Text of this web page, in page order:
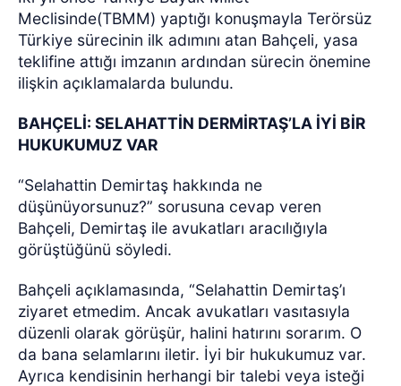
Meclisinde(TBMM) yaptığı konuşmayla Terörsüz
Türkiye sürecinin ilk adımını atan Bahçeli, yasa
teklifine attığı imzanın ardından sürecin önemine
ilişkin açıklamalarda bulundu.
BAHÇELİ: SELAHATTİN DERMİRTAŞ’LA İYİ BİR
HUKUKUMUZ VAR
“Selahattin Demirtaş hakkında ne
düşünüyorsunuz?” sorusuna cevap veren
Bahçeli, Demirtaş ile avukatları aracılığıyla
görüştüğünü söyledi.
Bahçeli açıklamasında, “Selahattin Demirtaş’ı
ziyaret etmedim. Ancak avukatları vasıtasıyla
düzenli olarak görüşür, halini hatırını sorarım. O
da bana selamlarını iletir. İyi bir hukukumuz var.
Ayrıca kendisinin herhangi bir talebi veya isteği